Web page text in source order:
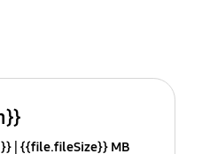
{{file.fileSize}} MB